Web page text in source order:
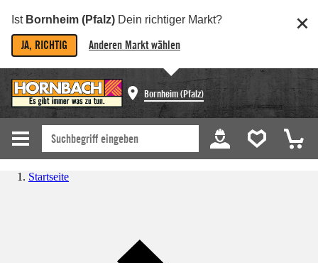
Ist Bornheim (Pfalz) Dein richtiger Markt?
JA, RICHTIG Anderen Markt wählen
Bornheim (Pfalz)
Startseite